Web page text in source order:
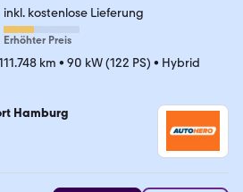
inkl. kostenlose Lieferung
Erhöhter Preis
km • 90 kW (122 PS) • Hybrid
Hamburg